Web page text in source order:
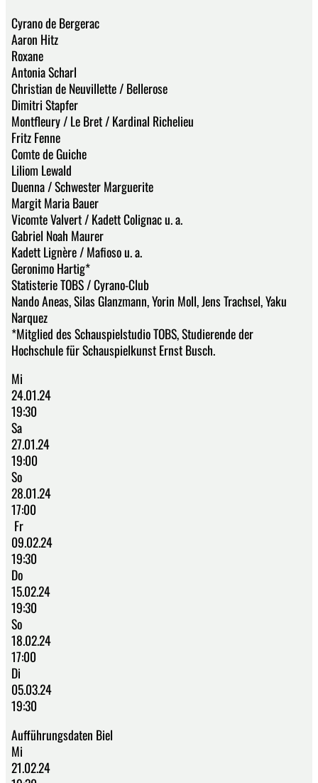
Cyrano de Bergerac
Aaron Hitz
Roxane
Antonia Scharl
Christian de Neuvillette / Bellerose
Dimitri Stapfer
Montfleury / Le Bret / Kardinal Richelieu
Fritz Fenne
Comte de Guiche
Liliom Lewald
Duenna / Schwester Marguerite
Margit Maria Bauer
Vicomte Valvert / Kadett Colignac u. a.
Gabriel Noah Maurer
Kadett Lignère / Mafioso u. a.
Geronimo Hartig*
Statisterie TOBS / Cyrano-Club
Nando Aneas, Silas Glanzmann, Yorin Moll, Jens Trachsel, Yaku
Narquez
*Mitglied des Schauspielstudio TOBS, Studierende der
Hochschule für Schauspielkunst Ernst Busch.
Mi
24.01.24
19:30
Sa
27.01.24
19:00
So
28.01.24
17:00
Fr
09.02.24
19:30
Do
15.02.24
19:30
So
18.02.24
17:00
Di
05.03.24
19:30
Aufführungsdaten Biel
Mi
21.02.24